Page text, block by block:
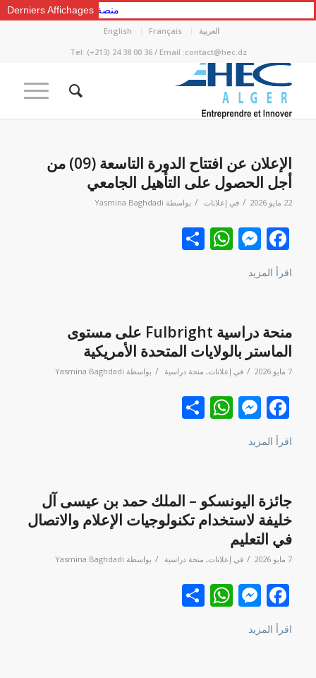
Derniers Affichages
منصة التعلّم
العربية Français
English
Tel: (+213) 24 38 00 36 / Email :contact@hec.dz
الإعلان عن افتتاح الدورة التاسعة (09) من
أجل الحصول على التأهيل الجامعي
22 مايو 2026 / في إعلانات / بواسطة Yasmina Baghdadi
Facebook
Messenger
WhatsApp
نشر
اقرأ المزيد
منحة دراسية Fulbright على مستوى
الماستر بالولايات المتحدة الأمريكية
7 مايو 2026 / في إعلانات, منحة دراسية / بواسطة Yasmina Baghdadi
Facebook
Messenger
WhatsApp
نشر
اقرأ المزيد
جائزة اليونسكو – الملك حمد بن عيسى آل
خليفة لاستخدام تكنولوجيات الإعلام والاتصال
في التعليم
7 مايو 2026 / في إعلانات, منحة دراسية / بواسطة Yasmina Baghdadi
Facebook
Messenger
WhatsApp
نشر
اقرأ المزيد